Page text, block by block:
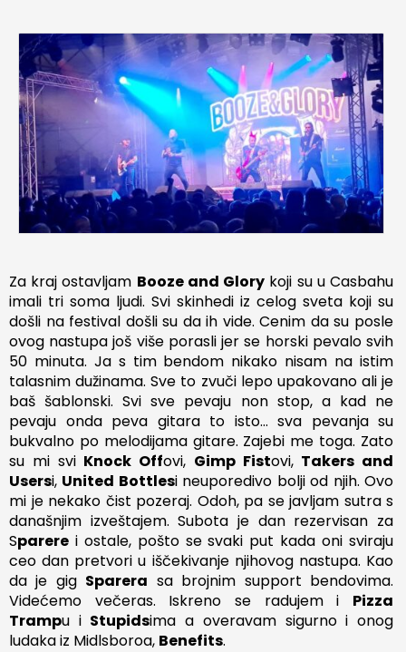
Za kraj ostavljam Booze and Glory koji su u Casbahu
imali tri soma ljudi. Svi skinhedi iz celog sveta koji su
došli na festival došli su da ih vide. Cenim da su posle
ovog nastupa još više porasli jer se horski pevalo svih
50 minuta. Ja s tim bendom nikako nisam na istim
talasnim dužinama. Sve to zvuči lepo upakovano ali je
baš šablonski. Svi sve pevaju non stop, a kad ne
pevaju onda peva gitara to isto… sva pevanja su
bukvalno po melodijama gitare. Zajebi me toga. Zato
su mi svi Knock Offovi, Gimp Fistovi, Takers and
Usersi, United Bottlesi neuporedivo bolji od njih. Ovo
mi je nekako čist pozeraj. Odoh, pa se javljam sutra s
današnjim izveštajem. Subota je dan rezervisan za
Sparere i ostale, pošto se svaki put kada oni sviraju
ceo dan pretvori u iščekivanje njihovog nastupa. Kao
da je gig Sparera sa brojnim support bendovima.
Videćemo večeras. Iskreno se radujem i Pizza
Trampu i Stupidsima a overavam sigurno i onog
ludaka iz Midlsboroa, Benefits.